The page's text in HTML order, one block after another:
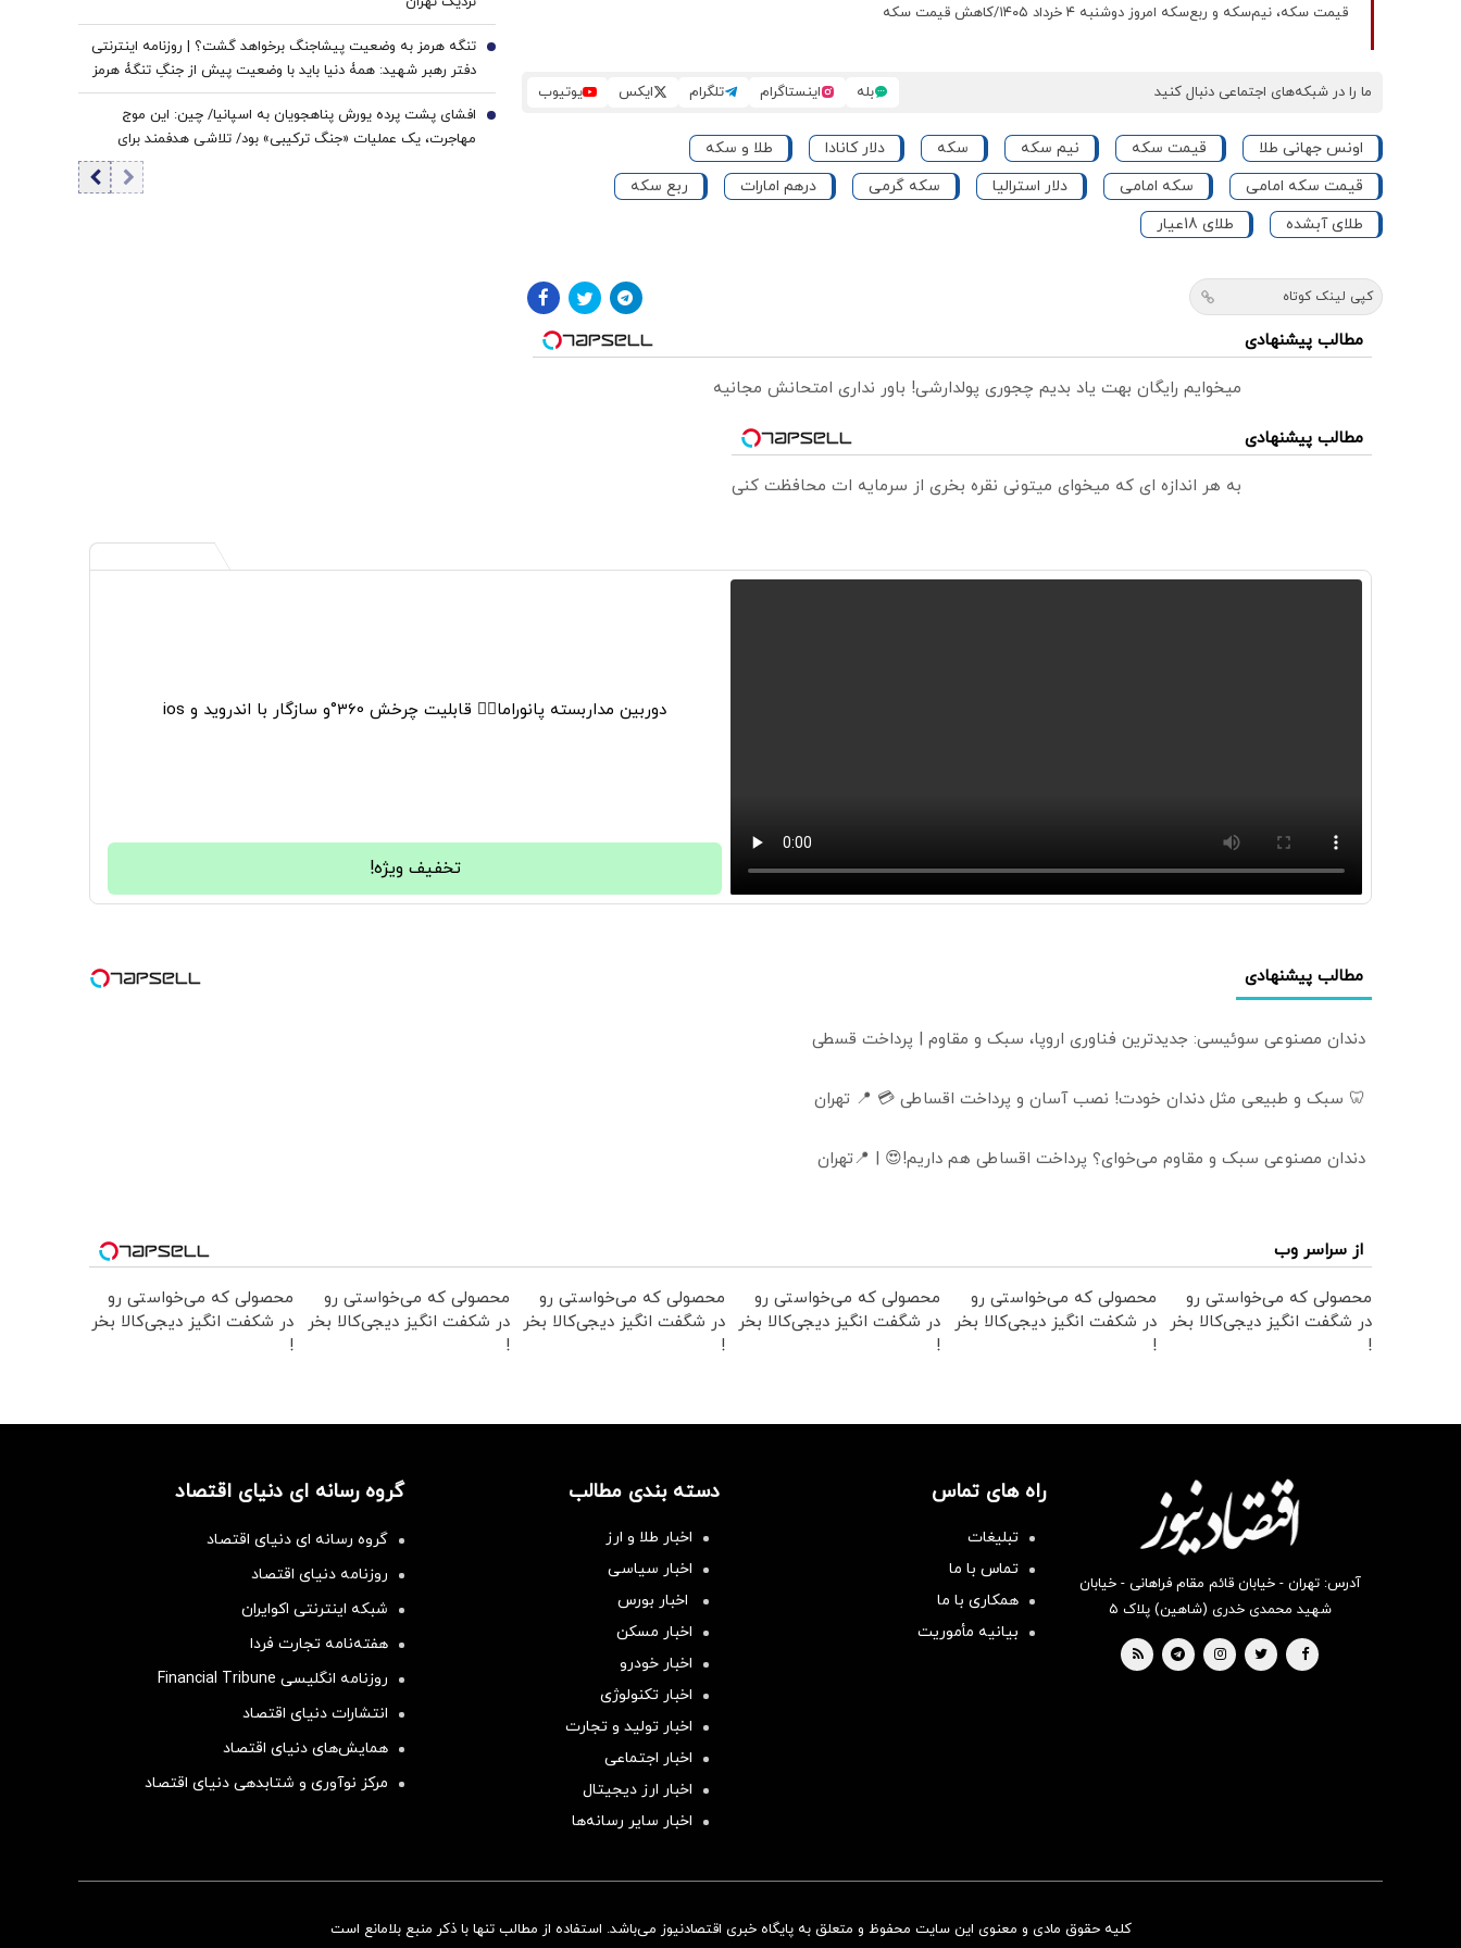
قیمت سکه، نیم‌سکه و ربع‌سکه امروز دوشنبه ۴ خرداد ۱۴۰۵/کاهش قیمت سکه
ما را در شبکه‌های اجتماعی دنبال کنید بله اینستاگرام تلگرام ایکس یوتیوب
اونس جهانی طلا قیمت سکه نیم سکه سکه دلار کانادا
طلا و سکه
قیمت سکه امامی
سکه امامی دلار استرالیا سکه گرمی درهم امارات
ربع سکه
طلای آبشده
طلای 18عیار
کپی لینک کوتاه
مطالب پیشنهادی
میخوایم رایگان بهت یاد بدیم چجوری پولدارشی! باور نداری امتحانش مجانیه
مطالب پیشنهادی
به هر اندازه ای که میخوای میتونی نقره بخری از سرمایه ات محافظت کنی
تنگه هرمز به وضعیت پیشاجنگ برخواهد گشت؟ | روزنامه اینترنتی
دفتر رهبر شهید: همۀ دنیا باید با وضعیت پیش از جنگِ تنگۀ هرمز
خداحافظی کنند
9
افشای پشت پرده یورش پناهجویان به اسپانیا/ چین: این موج
مهاجرت، یک عملیات «جنگ ترکیبی» بود/ تلاشی هدفمند برای
10
دوربین مداربسته پانوراما👈🏻 قابلیت چرخش 360°و سازگار با اندروید و ios
تخفیف ویژه!
مطالب پیشنهادی
دندان مصنوعی سوئیسی: جدیدترین فناوری اروپا، سبک و مقاوم | پرداخت قسطی
🦷 سبک و طبیعی مثل دندان خودت! نصب آسان و پرداخت اقساطی 💳 📍 تهران
دندان مصنوعی سبک و مقاوم می‌خوای؟ پرداخت اقساطی هم داریم!😍 | 📍تهران
از سراسر وب
محصولی که می‌خواستی رو
در شگفت انگیز دیجی‌کالا بخر
!
محصولی که می‌خواستی رو
در شکفت انگیز دیجی‌کالا بخر
!
محصولی که می‌خواستی رو
در شگفت انگیز دیجی‌کالا بخر
!
محصولی که می‌خواستی رو
در شگفت انگیز دیجی‌کالا بخر
!
محصولی که می‌خواستی رو
در شکفت انگیز دیجی‌کالا بخر
!
محصولی که می‌خواستی رو
در شکفت انگیز دیجی‌کالا بخر
!
آدرس: تهران - خیابان قائم مقام فراهانی - خیابان
شهید محمدی خدری (شاهین) پلاک ۵
راه های تماس
تبلیغات
تماس با ما
همکاری با ما
بیانیه مأموریت
دسته بندی مطالب
اخبار طلا و ارز
اخبار سیاسی
اخبار بورس
اخبار مسکن
اخبار خودرو
اخبار تکنولوژی
اخبار تولید و تجارت
اخبار اجتماعی
اخبار ارز دیجیتال
اخبار سایر رسانه‌‌ها
گروه رسانه ای دنیای اقتصاد
گروه رسانه ای دنیای اقتصاد
روزنامه دنیای اقتصاد
شبکه اینترنتی اکوایران
هفته‌نامه تجارت فردا
روزنامه انگلیسی Financial Tribune
انتشارات دنیای اقتصاد
همایش‌های دنیای اقتصاد
مرکز نوآوری و شتابدهی دنیای اقتصاد
کلیه حقوق مادی و معنوی این سایت محفوظ و متعلق به پایگاه خبری اقتصادنیوز می‌باشد. استفاده از مطالب تنها با ذکر منبع بلامانع است